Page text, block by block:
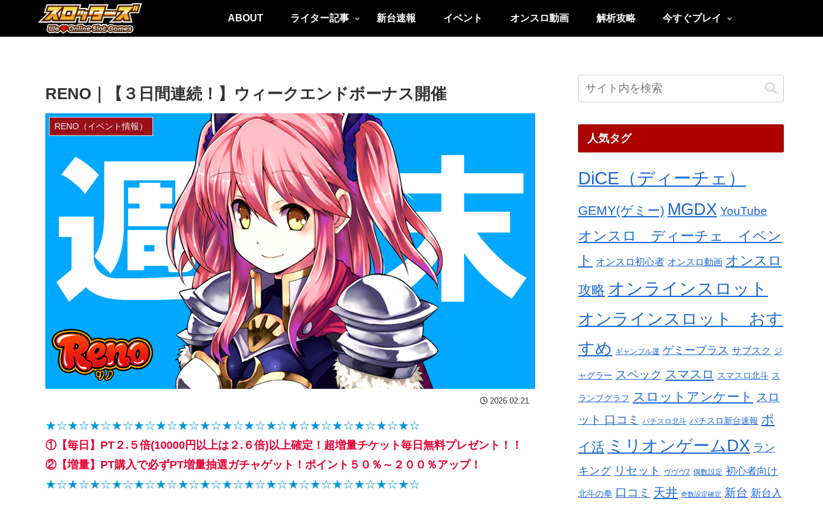
ABOUT ライター記事 新台速報 イベント オンスロ動画 解析攻略 今すぐプレイ
RENO｜【３日間連続！】ウィークエンドボーナス開催
RENO（イベント情報）
2026.02.21
★☆★☆★☆★☆★☆★☆★☆★☆★☆★☆★☆★☆★☆★☆★☆★☆★☆
①【毎日】PT２.５倍(10000円以上は２.６倍)以上確定！超増量チケット毎日無料プレゼント！！
②【増量】PT購入で必ずPT増量抽選ガチャゲット！ポイント５０％～２００％アップ！
★☆★☆★☆★☆★☆★☆★☆★☆★☆★☆★☆★☆★☆★☆★☆★☆★☆
人気タグ
DiCE（ディーチェ）
GEMY(ゲミー) MGDX YouTube
オンスロ ディーチェ イベン
ト
オンスロ初心者 オンスロ動画 オンスロ
攻略 オンラインスロット
オンラインスロット おす
すめ
ギャンブル運 ゲミープラス サブスク ジ
ャグラー スペック スマスロ スマスロ北斗 ス
ランプグラフ スロットアンケート
スロ
ット 口コミ
パチスロ北斗 パチスロ新台速報 ポ
イ活 ミリオンゲームDX ラン
キング リセット ヴヴヴ2 偶数設定 初心者向け
北斗の拳 口コミ 天井 奇数設定確定 新台 新台入